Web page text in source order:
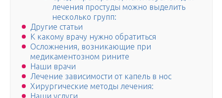
лечения простуды можно выделить
несколько групп:
Другие статьи
К какому врачу нужно обратиться
Осложнения, возникающие при
медикаментозном рините
Наши врачи
Лечение зависимости от капель в нос
Хирургические методы лечения:
Наши услуги